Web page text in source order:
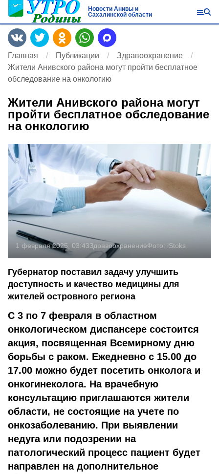
Новости Анивы и
Сахалинской области
Главная Публикации
Здравоохранение
Жители Анивского района могут пройти бесплатное
обследование на онкологию
Жители Анивского района могут
пройти бесплатное обследование
на онкологию
1 февраля 2025, 03:43ЗдравоохранениеФото: iStoks
Губернатор поставил задачу улучшить
доступность и качество медицины для
жителей островного региона
С 3 по 7 февраля в областном
онкологическом диспансере состоится
акция, посвященная Всемирному дню
борьбы с раком. Ежедневно с 15.00 до
17.00 можно будет посетить онколога и
онкогинеколога. На врачебную
консультацию приглашаются жители
области, не состоящие на учете по
онкозаболеванию. При выявлении
недуга или подозрении на
патологический процесс пациент будет
направлен на дополнительное